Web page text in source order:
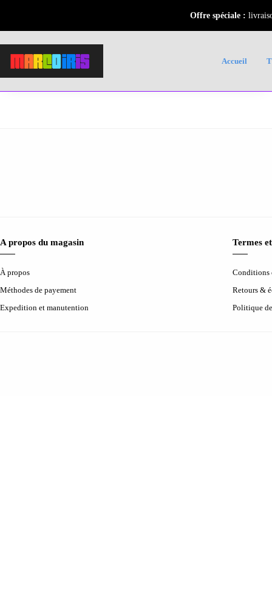
Offre spéciale :
Accueil
A propos du magasin
À propos
Méthodes de payement
Expedition et manutention
Termes
Conditions
Retours &
Politique